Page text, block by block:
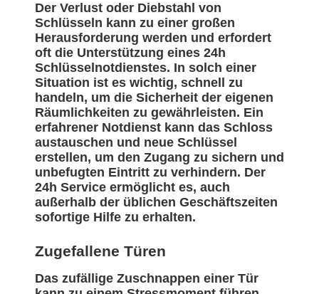
Der Verlust oder Diebstahl von
Schlüsseln kann zu einer großen
Herausforderung werden und erfordert
oft die Unterstützung eines 24h
Schlüsselnotdienstes. In solch einer
Situation ist es wichtig, schnell zu
handeln, um die Sicherheit der eigenen
Räumlichkeiten zu gewährleisten. Ein
erfahrener Notdienst kann das Schloss
austauschen und neue Schlüssel
erstellen, um den Zugang zu sichern und
unbefugten Eintritt zu verhindern. Der
24h Service ermöglicht es, auch
außerhalb der üblichen Geschäftszeiten
sofortige Hilfe zu erhalten.
Zugefallene Türen
Das zufällige Zuschnappen einer Tür